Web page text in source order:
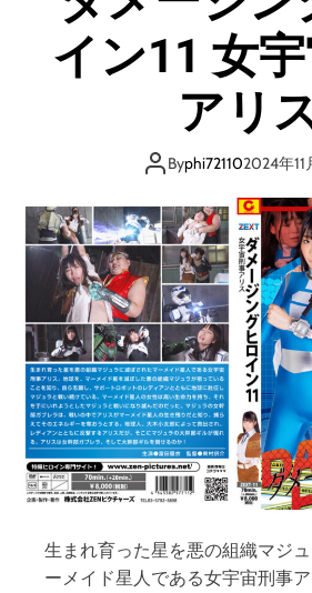
イン11 女
アリ
Byphi721102024年11
生まれ育った星を悪の組織マジ
ーメイド星人である女宇宙刑事